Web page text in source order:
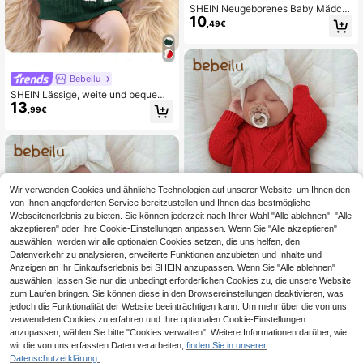
Bebeilu
SHEIN Lässige, weite und bequeme
Langarm-Babysweater für Mädche
n, Herbst-Winter-Kleidung
13 ,99€
SHEIN Neugeborenes Baby Mädch
en süße Cartoon gestrickte Herbst
Strickjacke
10 ,49€
Bebeilu
SHEIN Neugeborenes Baby Mädch
en Lässig Braun Langarm Pullover,
Herbst/Winter
7 übrig
13,49€
Wir verwenden Cookies und ähnliche Technologien auf unserer Website, um Ihnen den
von Ihnen angeforderten Service bereitzustellen und Ihnen das bestmögliche
Webseitenerlebnis zu bieten. Sie können jederzeit nach Ihrer Wahl "Alle ablehnen", "Alle
akzeptieren" oder Ihre Cookie-Einstellungen anpassen. Wenn Sie "Alle akzeptieren"
auswählen, werden wir alle optionalen Cookies setzen, die uns helfen, den
Datenverkehr zu analysieren, erweiterte Funktionen anzubieten und Inhalte und
Anzeigen an Ihr Einkaufserlebnis bei SHEIN anzupassen. Wenn Sie "Alle ablehnen"
auswählen, lassen Sie nur die unbedingt erforderlichen Cookies zu, die unsere Website
zum Laufen bringen. Sie können diese in den Browsereinstellungen deaktivieren, was
jedoch die Funktionalität der Website beeinträchtigen kann. Um mehr über die von uns
verwendeten Cookies zu erfahren und Ihre optionalen Cookie-Einstellungen
anzupassen, wählen Sie bitte "Cookies verwalten". Weitere Informationen darüber, wie
wir die von uns erfassten Daten verarbeiten, finden Sie in unserer
Datenschutzerklärung.